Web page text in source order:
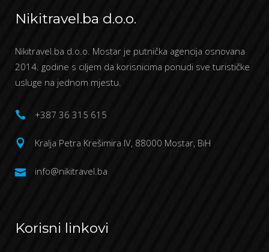
Nikitravel.ba d.o.o.
Nikitravel.ba d.o.o. Mostar je putnička agencija osnovana
2014. godine s ciljem da korisnicima ponudi sve turističke
usluge na jednom mjestu.
+387 36 315 615
Kralja Petra Krešimira IV, 88000 Mostar, BiH
info@nikitravel.ba
Korisni linkovi